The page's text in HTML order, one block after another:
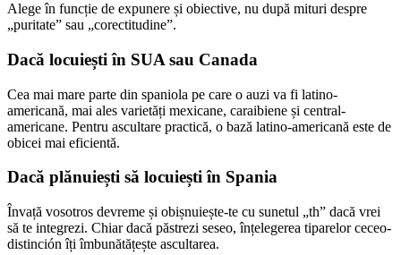
Alege în funcție de expunere și obiective, nu după mituri despre
„puritate” sau „corectitudine”.
Dacă locuiești în SUA sau Canada
Cea mai mare parte din spaniola pe care o auzi va fi latino-
americană, mai ales varietăți mexicane, caraibiene și central-
americane. Pentru ascultare practică, o bază latino-americană este de
obicei mai eficientă.
Dacă plănuiești să locuiești în Spania
Învață vosotros devreme și obișnuiește-te cu sunetul „th” dacă vrei
să te integrezi. Chiar dacă păstrezi seseo, înțelegerea tiparelor ceceo-
distinción îți îmbunătățește ascultarea.